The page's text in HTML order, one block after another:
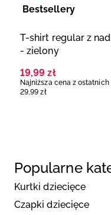
Bestsellery
T-shirt regular z
- zielony
19,99 zł
Najniższa cena z
29 ,99 zł
Popularne
Kurtki dziecięce
Czapki dziecięce